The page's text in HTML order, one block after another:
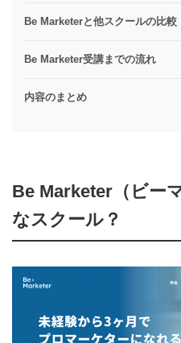
Be Marketerと他スクールの比較
Be Marketer受講までの流れ
内容のまとめ
Be Marketer（ビー
なスクール？